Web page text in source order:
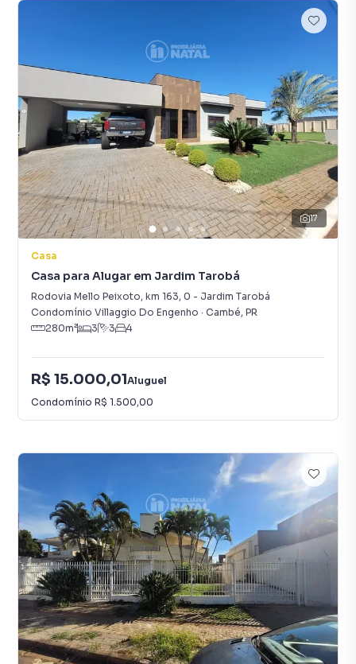
17
Casa
Casa para Alugar em Jardim Tarobá
Rodovia Mello Peixoto, km 163, 0 - Jardim Tarobá
Condomínio Villaggio Do Engenho · Cambé, PR
280m² 3 3 4
R$ 15.000,01Aluguel
Condomínio R$ 1.500,00